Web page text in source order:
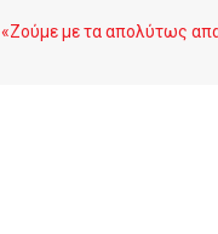
«Ζούμε με τα απολύτως